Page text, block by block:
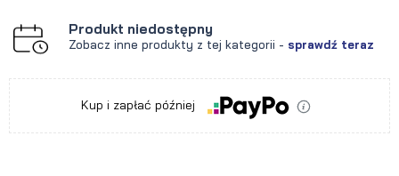
Produkt niedostępny
Zobacz inne produkty z tej kategorii - sprawdź teraz
Kup i zapłać później